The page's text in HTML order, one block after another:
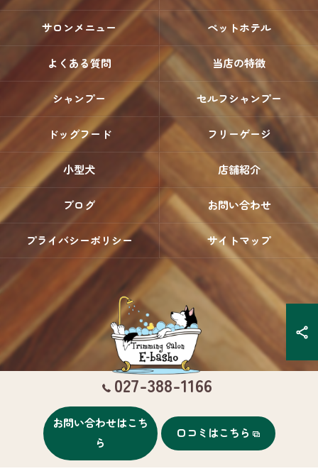
027-388-1166
お問い合わせはこち
ら
口コミはこちら
サロンメニュー ペットホテル
よくある質問 当店の特徴
シャンプー セルフシャンプー
ドッグフード フリーゲージ
小型犬 店舗紹介
ブログ お問い合わせ
プライバシーポリシー サイトマップ
© 2026 群馬県高崎のトリミングならTrimming Salon E-basho ALL RIGHTS
RESERVED.